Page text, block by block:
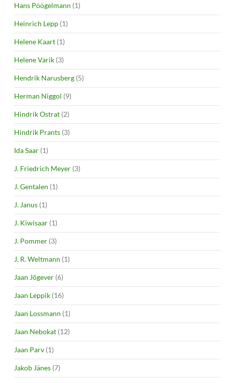
Hans Pöögelmann (1)
Heinrich Lepp (1)
Helene Kaart (1)
Helene Varik (3)
Hendrik Narusberg (5)
Herman Niggol (9)
Hindrik Ostrat (2)
Hindrik Prants (3)
Ida Saar (1)
J. Friedrich Meyer (3)
J. Gentalen (1)
J. Janus (1)
J. Kiwisaar (1)
J. Pommer (3)
J. R. Weltmann (1)
Jaan Jõgever (6)
Jaan Leppik (16)
Jaan Lossmann (1)
Jaan Nebokat (12)
Jaan Parv (1)
Jakob Jänes (7)